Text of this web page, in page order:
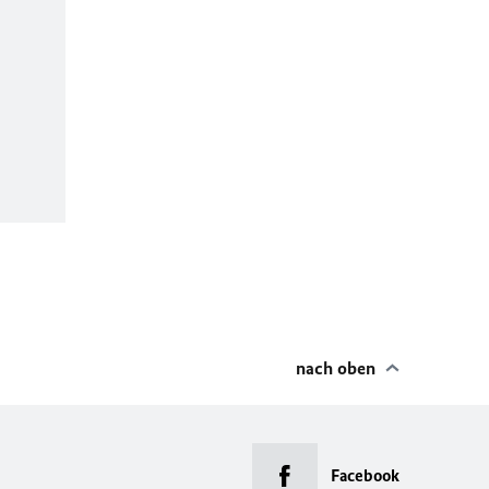
nach oben
Facebook